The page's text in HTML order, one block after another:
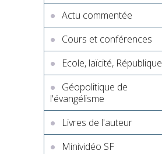
Actu commentée
Cours et conférences
Ecole, laïcité, République
Géopolitique de
l'évangélisme
Livres de l'auteur
Minividéo SF